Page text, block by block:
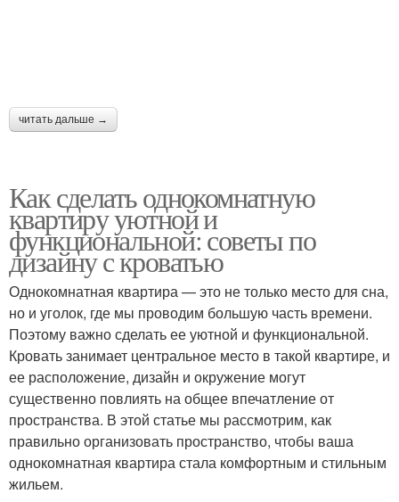
читать дальше →
Как сделать однокомнатную
квартиру уютной и
функциональной: советы по
дизайну с кроватью
Однокомнатная квартира — это не только место для сна,
но и уголок, где мы проводим большую часть времени.
Поэтому важно сделать ее уютной и функциональной.
Кровать занимает центральное место в такой квартире, и
ее расположение, дизайн и окружение могут
существенно повлиять на общее впечатление от
пространства. В этой статье мы рассмотрим, как
правильно организовать пространство, чтобы ваша
однокомнатная квартира стала комфортным и стильным
жильем.